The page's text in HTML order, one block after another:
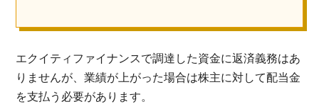
エクイティファイナンスで調達した資金に返済義務はあ
りませんが、業績が上がった場合は株主に対して配当金
を支払う必要があります。